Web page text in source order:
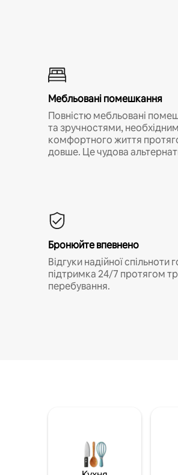
Мебльовані помешкання
Повністю мебльовані
та зручностями,
комфортного життя
довше. Це чудова
Бронюйте впевнено
Відгуки надійної спільноти
підтримка 24/7 протягом
перебування.